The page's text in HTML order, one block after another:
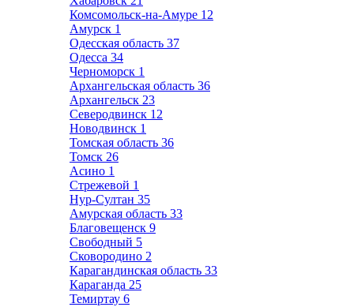
Комсомольск-на-Амуре 12
Амурск 1
Одесская область 37
Одесса 34
Черноморск 1
Архангельская область 36
Архангельск 23
Северодвинск 12
Новодвинск 1
Томская область 36
Томск 26
Асино 1
Стрежевой 1
Нур-Султан 35
Амурская область 33
Благовещенск 9
Свободный 5
Сковородино 2
Карагандинская область 33
Караганда 25
Темиртау 6